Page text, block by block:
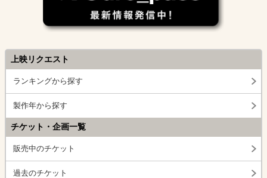
上映リクエスト
ランキングから探す
製作年から探す
チケット・企画一覧
販売中のチケット
過去のチケット